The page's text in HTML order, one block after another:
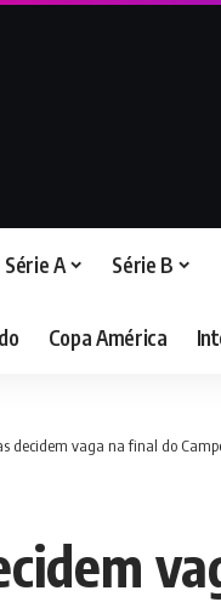
Série A Série B
Copa América
decidem vaga na final do